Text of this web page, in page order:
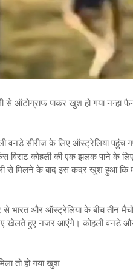
से ऑटोग्राफ पाकर खुश हो गया नन्हा
वनडे सीरीज के लिए ऑस्ट्रेलिया
कोहली की एक झलक पाने के
से मिलने के बाद इस कदर खुश हुआ कि
भारत और ऑस्ट्रेलिया के बीच तीन
खेलते हुए नजर आएंगे। कोहली वनडे
तो हो गया खुश